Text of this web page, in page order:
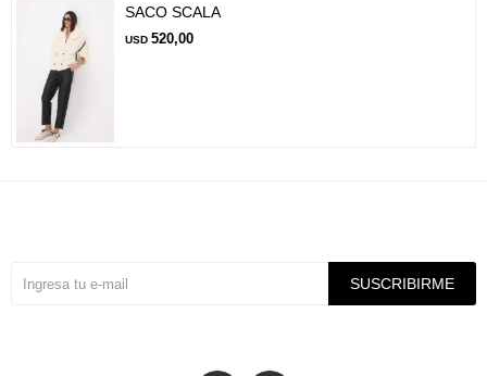
SACO SCALA
USD 520,00
SUSCRIBIRME